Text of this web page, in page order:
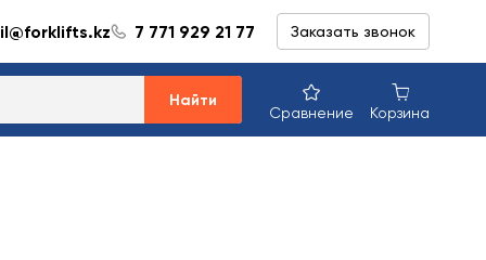
7 771 929 21 77 Заказать звонок
Найти
Сравнение Корзина